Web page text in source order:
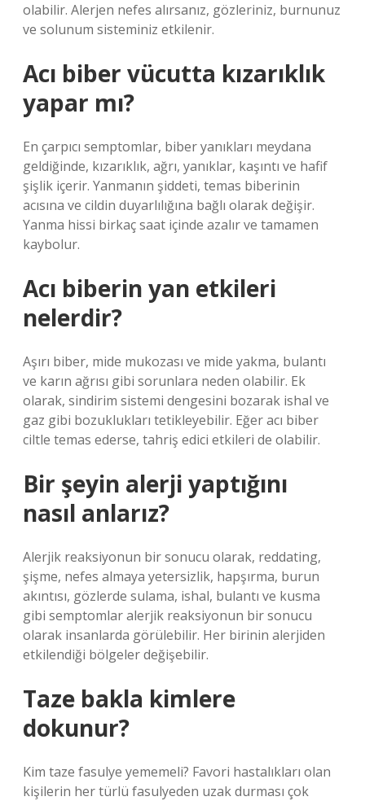
olabilir. Alerjen nefes alırsanız, gözleriniz, burnunuz
ve solunum sisteminiz etkilenir.
Acı biber vücutta kızarıklık
yapar mı?
En çarpıcı semptomlar, biber yanıkları meydana
geldiğinde, kızarıklık, ağrı, yanıklar, kaşıntı ve hafif
şişlik içerir. Yanmanın şiddeti, temas biberinin
acısına ve cildin duyarlılığına bağlı olarak değişir.
Yanma hissi birkaç saat içinde azalır ve tamamen
kaybolur.
Acı biberin yan etkileri
nelerdir?
Aşırı biber, mide mukozası ve mide yakma, bulantı
ve karın ağrısı gibi sorunlara neden olabilir. Ek
olarak, sindirim sistemi dengesini bozarak ishal ve
gaz gibi bozuklukları tetikleyebilir. Eğer acı biber
ciltle temas ederse, tahriş edici etkileri de olabilir.
Bir şeyin alerji yaptığını
nasıl anlarız?
Alerjik reaksiyonun bir sonucu olarak, reddating,
şişme, nefes almaya yetersizlik, hapşırma, burun
akıntısı, gözlerde sulama, ishal, bulantı ve kusma
gibi semptomlar alerjik reaksiyonun bir sonucu
olarak insanlarda görülebilir. Her birinin alerjiden
etkilendiği bölgeler değişebilir.
Taze bakla kimlere
dokunur?
Kim taze fasulye yememeli? Favori hastalıkları olan
kişilerin her türlü fasulyeden uzak durması çok